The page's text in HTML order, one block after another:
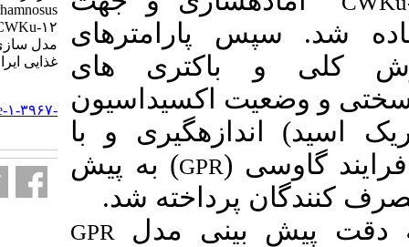
های
اکسیداسیون
و با
(
GPR ) به پیش
پرداخته شد.
مدل GPR
Lacticaseibacillus rhamnosus
CWKu-۱۲: یک مطالعه تجربی و
مدل سازی. علوم تغذیه و صنایع
غذایی ایران. ۱۴۰۴; ۲۰ (۲) :۶۹-۸۱
http://nsft.sbmu.ac.ir/article-۱-۳۹۶۷-